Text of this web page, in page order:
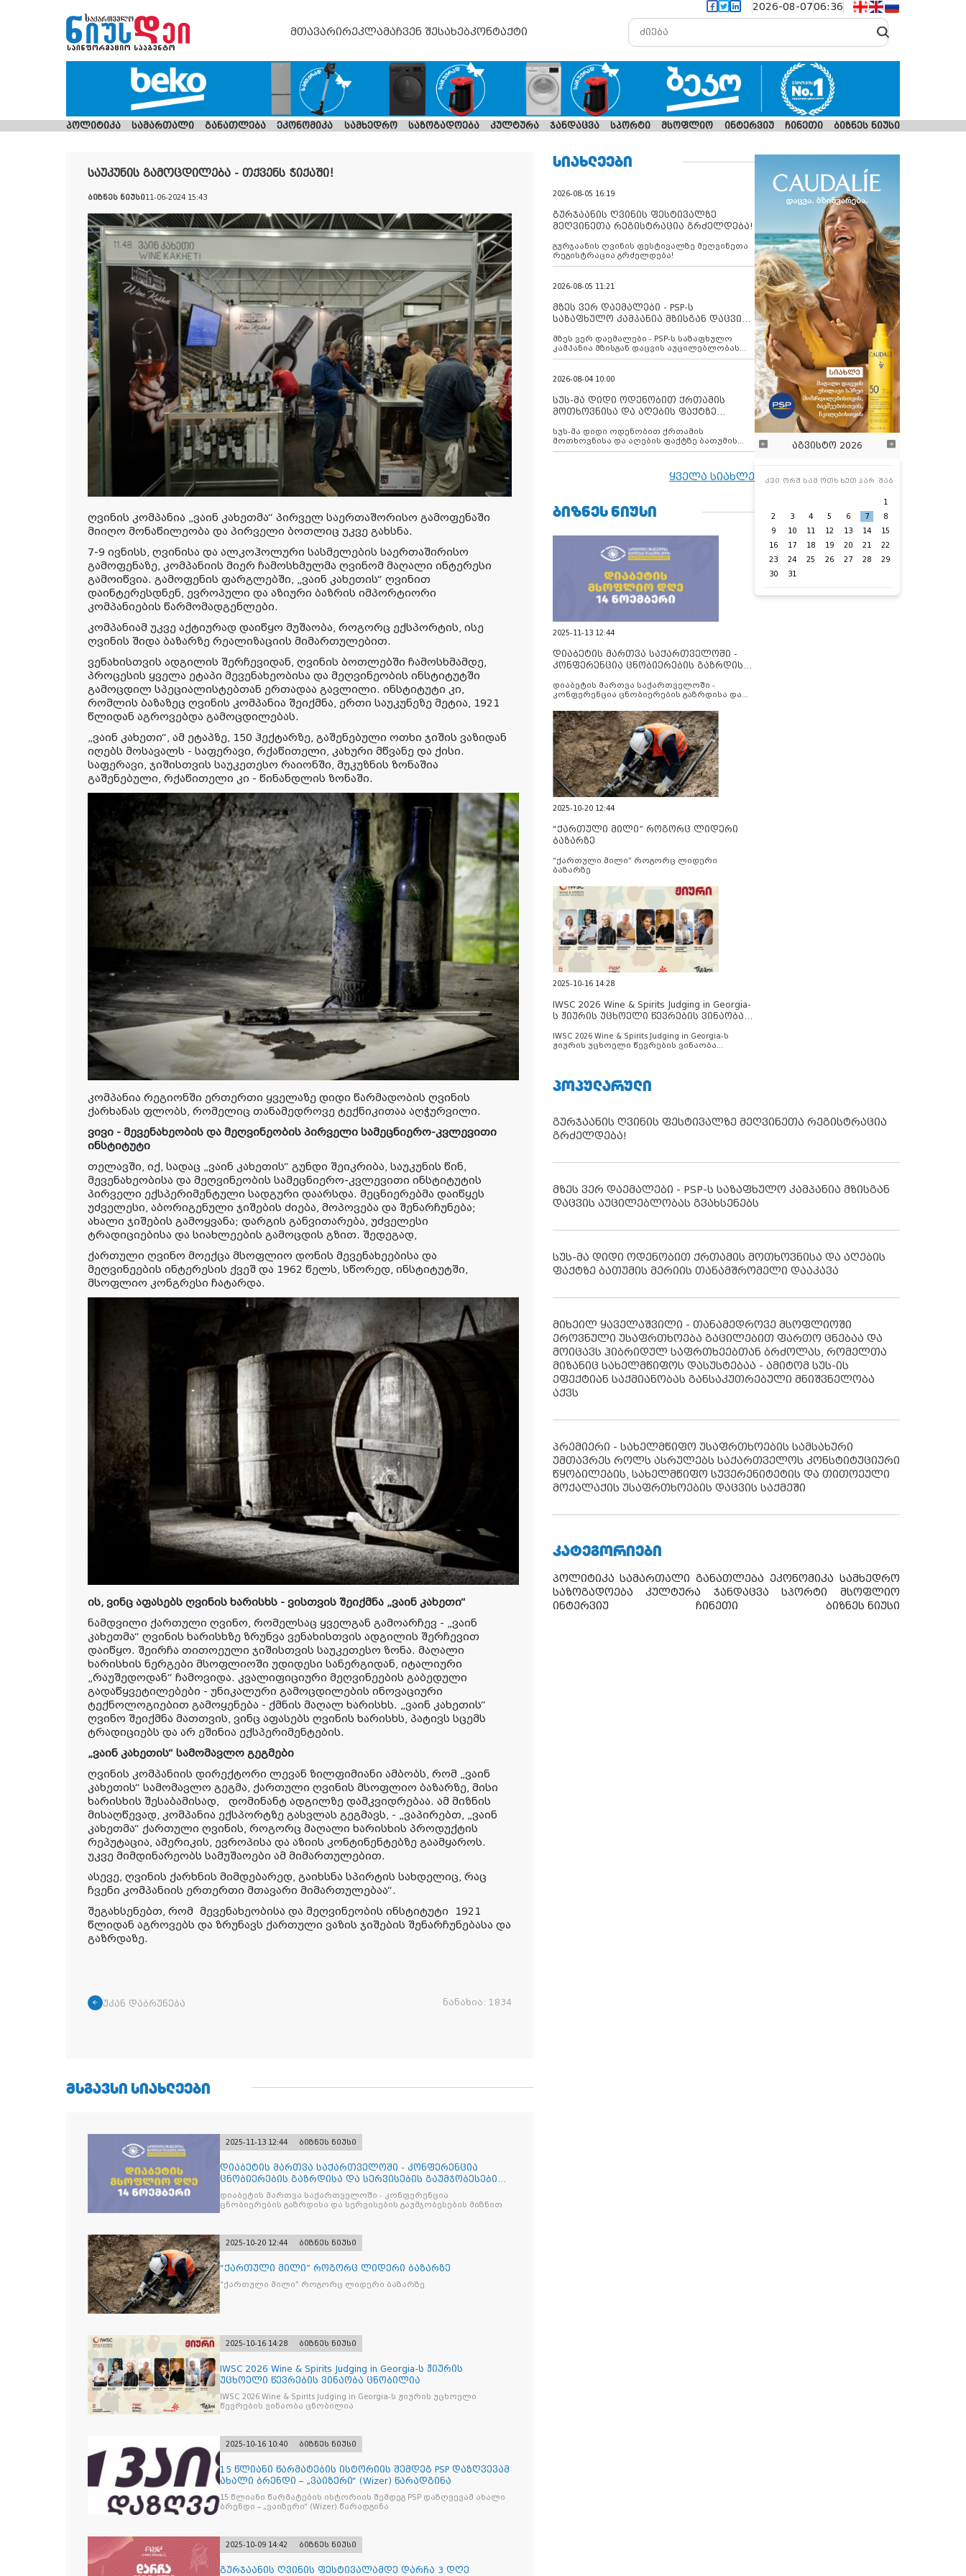
2026-08-0706:36
მთავარირეკლამაჩვენ შესახებკონტაქტი
პოლიტიკა სამართალი განათლება ეკონომიკა სამხედრო საზოგადოება კულტურა ჯანდაცვა სპორტი მსოფლიო ინტერვიუ ჩინეთი ბიზნეს ნიუსი
საუკუნის გამოცდილება - თქვენს ჭიქაში!
ბიზნეს ნიუსი11-06-2024 15:43
ღვინის კომპანია „ვაინ კახეთმა“ პირველ საერთაშორისო გამოფენაში
მიიღო მონაწილეობა და პირველი ბოთლიც უკვე გახსნა.
7-9 ივნისს, ღვინისა და ალკოჰოლური სასმელების საერთაშირისო
გამოფენაზე, კომპანიის მიერ ჩამოსხმულმა ღვინომ მაღალი ინტერესი
გამოიწვია. გამოფენის ფარგლებში, „ვაინ კახეთის“ ღვინით
დაინტერესდნენ, ევროპული და აზიური ბაზრის იმპორტიორი
კომპანიების წარმომადგენლები.
კომპანიამ უკვე აქტიურად დაიწყო მუშაობა, როგორც ექსპორტის, ისე
ღვინის შიდა ბაზარზე რეალიზაციის მიმართულებით.
ვენახისთვის ადგილის შერჩევიდან ღვინის ბოთლებში ჩამოსხმამდე,
პროცესის ყველა ეტაპი მევენახეობისა და მეღვინეობის ინსტიტუტში
გამოცდილ სპეციალისტებთან ერთადაა გავლილი. ინსტიტუტი კი,
რომლის ბაზაზეც ღვინის კომპანია შეიქმნა, ერთი საუკუნეზე მეტია, 1921
წლიდან აგროვებდა გამოცდილებას.
„ვაინ კახეთი“, ამ ეტაპზე, 150 ჰექტარზე, გაშენებული ოთხი ჯიშის ვაზიდან
იღებს მოსავალს - საფერავი, რქაწითელი,
კახური მწვანე და ქისი.
საფერავი, ჯიშისთვის საუკეთესო რაიონში, მუკუზნის ზონაშია
გაშენებული, რქაწითელი კი - წინანდლის ზონაში.
კომპანია რეგიონში ერთერთი ყველაზე დიდი წარმადობის ღვინის
ქარხანას ფლობს, რომელიც თანამედროვე ტექნიკითაა აღჭურვილი.
ვივი - მევენახეობის და მეღვინეობის პირველი სამეცნიერო-კვლევითი
ინსტიტუტი
თელავში, იქ, სადაც „ვაინ კახეთის“ გუნდი შეიკრიბა, საუკუნის წინ,
მევენახეობისა და მეღვინეობის სამეცნიერო-კვლევითი ინსტიტუტის
პირველი ექსპერიმენტული სადგური დაარსდა. მეცნიერებმა დაიწყეს
უძველესი, აბორიგენული ჯიშების ძიება, მოპოვება და შენარჩუნება;
ახალი ჯიშების გამოყვანა; დარგის განვითარება, უძველესი
ტრადიციებისა და სიახლეების გამოცდის გზით. შედეგად,
ქართული ღვინო მოექცა მსოფლიო დონის მევენახეებისა და
მეღვინეების ინტერესის ქვეშ და 1962 წელს, სწორედ, ინსტიტუტში,
მსოფლიო კონგრესი ჩატარდა.
ის, ვინც აფასებს ღვინის ხარისხს - ვისთვის შეიქმნა „ვაინ კახეთი“
ნამდვილი ქართული ღვინო, რომელსაც ყველგან გამოარჩევ - „ვაინ
კახეთმა“ ღვინის ხარისხზე ზრუნვა ვენახისთვის ადგილის შერჩევით
დაიწყო. შეირჩა თითოეული ჯიშისთვის საუკეთესო ზონა. მაღალი
ხარისხის ნერგები მსოფლიოში უდიდესი სანერგიდან, იტალიური
„რაუშედოდან“ ჩამოვიდა. კვალიფიციური მეღვინეების გაბედული
გადაწყვეტილებები - უნიკალური გამოცდილების ინოვაციური
ტექნოლოგიებით გამოყენება - ქმნის მაღალ ხარისხს. „ვაინ კახეთის“
ღვინო შეიქმნა მათთვის, ვინც აფასებს ღვინის ხარისხს, პატივს სცემს
ტრადიციებს და არ ეშინია ექსპერიმენტების.
„ვაინ კახეთის“ სამომავლო გეგმები
ღვინის კომპანიის დირექტორი ლევან ზილფიმიანი ამბობს, რომ „ვაინ
კახეთის“ სამომავლო გეგმა, ქართული ღვინის მსოფლიო ბაზარზე, მისი
ხარისხის შესაბამისად,
დომინანტ ადგილზე დამკვიდრებაა. ამ მიზნის
მისაღწევად, კომპანია ექსპორტზე გასვლას გეგმავს, - „ვაპირებთ, „ვაინ
კახეთმა“ ქართული ღვინის, როგორც მაღალი ხარისხის პროდუქტის
რეპუტაცია, ამერიკის, ევროპისა და აზიის კონტინენტებზე გაამყაროს.
უკვე მიმდინარეობს სამუშაოები ამ მიმართულებით.
ასევე, ღვინის ქარხნის მიმდებარედ, გაიხსნა სპირტის სახდელიც, რაც
ჩვენი კომპანიის ერთერთი მთავარი მიმართულებაა“.
შეგახსენებთ, რომ მევენახეობისა და მეღვინეობის ინსტიტუტი
1921
წლიდან აგროვებს და ზრუნავს ქართული ვაზის ჯიშების შენარჩუნებასა და
გაზრდაზე.
უკან დაბრუნება ნანახია: 1834
ᲛᲡᲒᲐᲕᲡᲘ ᲡᲘᲐᲮᲚᲔᲔᲑᲘ
2025-11-13 12:44 ბიზნეს ნიუსი
დიაბეტის მართვა საქართველოში - კონფერენცია
ცნობიერების გაზრდისა და სერვისების გაუმჯობესების
მიზნით
დიაბეტის მართვა საქართველოში - კონფერენცია
ცნობიერების გაზრდისა და სერვისების გაუმჯობესების მიზნით
2025-10-20 12:44 ბიზნეს ნიუსი
“ქართული მილი” როგორც ლიდერი ბაზარზე
“ქართული მილი” როგორც ლიდერი ბაზარზე
2025-10-16 14:28 ბიზნეს ნიუსი
IWSC 2026 Wine & Spirits Judging in Georgia-ს ჟიურის
უცხოელი წევრების ვინაობა ცნობილია
IWSC 2026 Wine & Spirits Judging in Georgia-ს ჟიურის უცხოელი
წევრების ვინაობა ცნობილია
2025-10-16 10:40 ბიზნეს ნიუსი
15 წლიანი წარმატების ისტორიის შემდეგ PSP დაზღვევამ
ახალი ბრენდი – „ვაიზერი“ (Wizer) წარადგინა
15 წლიანი წარმატების ისტორიის შემდეგ PSP დაზღვევამ ახალი
ბრენდი – „ვაიზერი“ (Wizer) წარადგინა
2025-10-09 14:42 ბიზნეს ნიუსი
გურჯაანის ღვინის ფესტივალამდე დარჩა 3 დღე
ᲡᲘᲐᲮᲚᲔᲔᲑᲘ
2026-08-05 16:19
გურჯაანის ღვინის ფესტივალზე
მეღვინეთა რეგისტრაცია გრძელდება!
გურჯაანის ღვინის ფესტივალზე მეღვინეთა
რეგისტრაცია გრძელდება!
2026-08-05 11:21
მზეს ვერ დაემალები - PSP-ს
საზაფხულო კამპანია მზისგან დაცვის
მზეს ვერ დაემალები - PSP-ს საზაფხულო
კამპანია მზისგან დაცვის აუცილებლობას
გვახსენებს
2026-08-04 10:00
სუს-მა დიდი ოდენობით ქრთამის
მოთხოვნისა და აღების ფაქტზე
დააკავა
სუს-მა დიდი ოდენობით ქრთამის
მოთხოვნისა და აღების ფაქტზე ბათუმის
მერიის თანამშრომელი დააკავა
ყველა სიახლე
ᲑᲘᲖᲜᲔᲡ ᲜᲘᲣᲡᲘ
2025-11-13 12:44
დიაბეტის მართვა საქართველოში -
კონფერენცია ცნობიერების გაზრდისა
დიაბეტის მართვა საქართველოში -
კონფერენცია ცნობიერების გაზრდისა და
2025-10-20 12:44
“ქართული მილი” როგორც ლიდერი
ბაზარზე
“ქართული მილი” როგორც ლიდერი
ბაზარზე
2025-10-16 14:28
IWSC 2026 Wine & Spirits Judging in Georgia-
ს ჟიურის უცხოელი წევრების ვინაობა
IWSC 2026 Wine & Spirits Judging in Georgia-ს
ჟიურის უცხოელი წევრების ვინაობა
აგვისტო 2026
კვი ორშ სამ ოთხ ხუთ პარ შაბ
1
2
3 4 5 6 7
8
9
10 11 12 13 14
15
16
17 18 19 20 21
22
23
24 25 26 27 28
29
30
31
ᲞᲝᲞᲣᲚᲐᲠᲣᲚᲘ
გურჯაანის ღვინის ფესტივალზე მეღვინეთა რეგისტრაცია
გრძელდება!
მზეს ვერ დაემალები - PSP-ს საზაფხულო კამპანია მზისგან
დაცვის აუცილებლობას გვახსენებს
სუს-მა დიდი ოდენობით ქრთამის მოთხოვნისა და აღების
ფაქტზე ბათუმის მერიის თანამშრომელი დააკავა
მიხეილ ყაველაშვილი - თანამედროვე მსოფლიოში
ეროვნული უსაფრთხოება გაცილებით ფართო ცნებაა და
მოიცავს ჰიბრიდულ საფრთხეებთან ბრძოლას, რომელთა
მიზანიც სახელმწიფოს დასუსტებაა - ამიტომ სუს-ის
ეფექტიან საქმიანობას განსაკუთრებული მნიშვნელობა
აქვს
პრემიერი - სახელმწიფო უსაფრთხოების სამსახური
უმთავრეს როლს ასრულებს საქართველოს კონსტიტუციური
წყობილების, სახელმწიფო სუვერენიტეტის და თითოეული
მოქალაქის უსაფრთხოების დაცვის საქმეში
ᲙᲐᲢᲔᲒᲝᲠᲘᲔᲑᲘ
პოლიტიკა სამართალი განათლება ეკონომიკა სამხედრო
საზოგადოება
კულტურა ჯანდაცვა სპორტი
მსოფლიო
ინტერვიუ
ჩინეთი ბიზნეს ნიუსი